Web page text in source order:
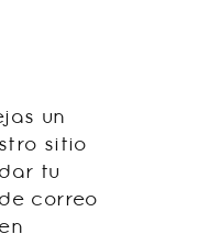
un
sitio
tu
correo